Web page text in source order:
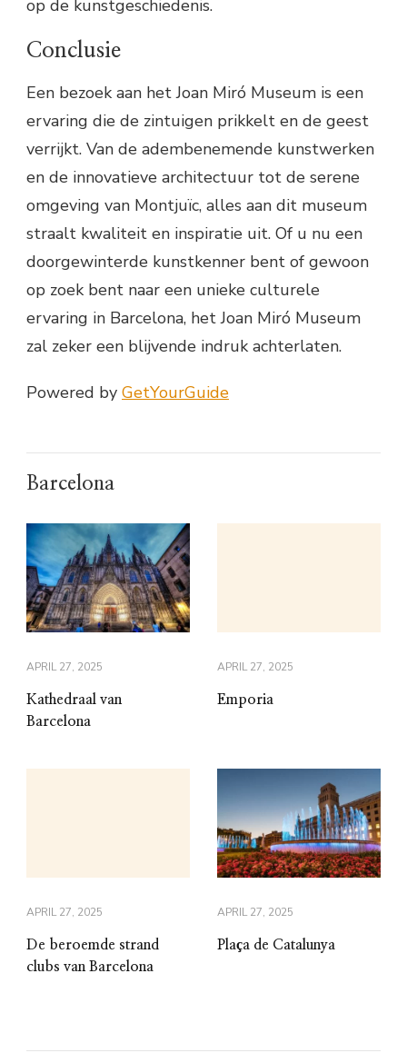
op de kunstgeschiedenis.
Conclusie
Een bezoek aan het Joan Miró Museum is een
ervaring die de zintuigen prikkelt en de geest
verrijkt. Van de adembenemende kunstwerken
en de innovatieve architectuur tot de serene
omgeving van Montjuïc, alles aan dit museum
straalt kwaliteit en inspiratie uit. Of u nu een
doorgewinterde kunstkenner bent of gewoon
op zoek bent naar een unieke culturele
ervaring in Barcelona, het Joan Miró Museum
zal zeker een blijvende indruk achterlaten.
Powered by GetYourGuide
Barcelona
APRIL 27, 2025
Kathedraal van
Barcelona
APRIL 27, 2025
Emporia
APRIL 27, 2025
De beroemde strand
clubs van Barcelona
APRIL 27, 2025
Plaça de Catalunya